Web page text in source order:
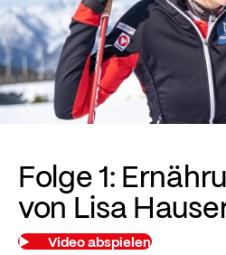
Folge 1:
von Lisa
Video abspielen